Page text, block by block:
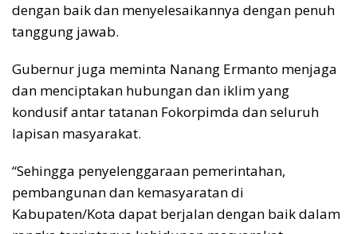
dengan baik dan menyelesaikannya dengan penuh
tanggung jawab.
Gubernur juga meminta Nanang Ermanto menjaga
dan menciptakan hubungan dan iklim yang
kondusif antar tatanan Fokorpimda dan seluruh
lapisan masyarakat.
“Sehingga penyelenggaraan pemerintahan,
pembangunan dan kemasyaratan di
Kabupaten/Kota dapat berjalan dengan baik dalam